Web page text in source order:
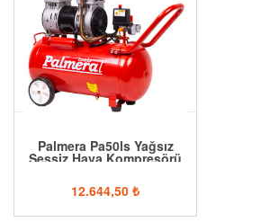
Palmera Pa50ls Yağsız
Sessiz Hava Kompresörü
12.644,50 ₺